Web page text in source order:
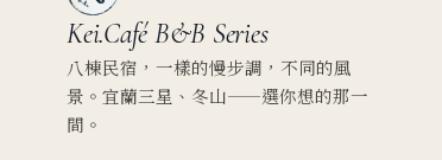
Kei.CaféB&B Series
八棟民宿，一樣的慢步調，不同的風
景。宜蘭三星、冬山——選你想的那一
間。